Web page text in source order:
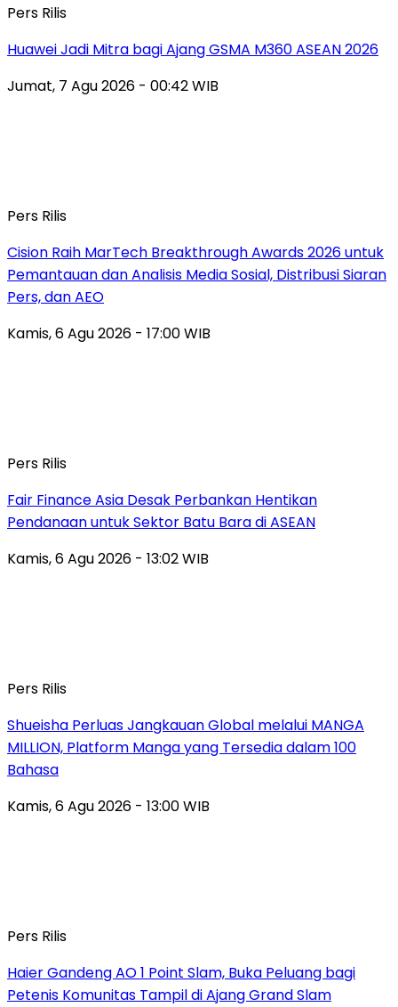
Pers Rilis
Huawei Jadi Mitra bagi Ajang GSMA M360 ASEAN 2026
Jumat, 7 Agu 2026 - 00:42 WIB
Pers Rilis
Cision Raih MarTech Breakthrough Awards 2026 untuk
Pemantauan dan Analisis Media Sosial, Distribusi Siaran
Pers, dan AEO
Kamis, 6 Agu 2026 - 17:00 WIB
Pers Rilis
Fair Finance Asia Desak Perbankan Hentikan
Pendanaan untuk Sektor Batu Bara di ASEAN
Kamis, 6 Agu 2026 - 13:02 WIB
Pers Rilis
Shueisha Perluas Jangkauan Global melalui MANGA
MILLION, Platform Manga yang Tersedia dalam 100
Bahasa
Kamis, 6 Agu 2026 - 13:00 WIB
Pers Rilis
Haier Gandeng AO 1 Point Slam, Buka Peluang bagi
Petenis Komunitas Tampil di Ajang Grand Slam